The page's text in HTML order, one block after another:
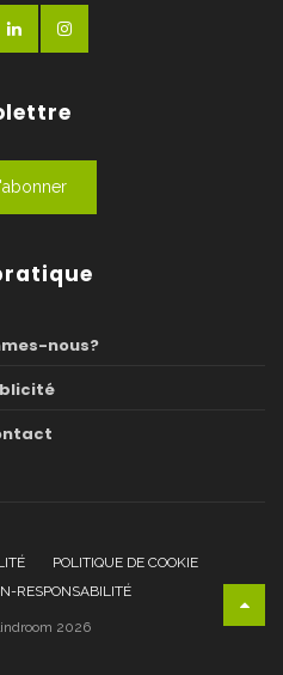
nous?
POLITIQUE DE COOKIE
RESPONSABILITÉ
2026